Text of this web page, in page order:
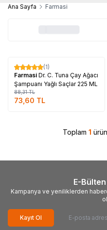
Ana Sayfa Farmasi
%17
(1)
Farmasi Dr. C. Tuna Çay Ağacı
Şampuanı Yağlı Saçlar 225 ML
88,31TL
73,60 TL
Toplam 1
E-
Kampanya ve yeniliklerden
Kayıt Ol